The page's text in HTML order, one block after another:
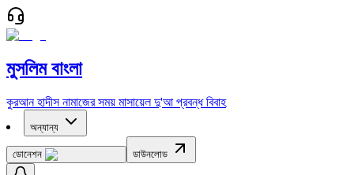
মুসলিম বাংলা
কুরআন হাদীস নামাজের সময় মাসায়েল দু'আ প্রবন্ধ বিবাহ
অন্যান্য
ডোনেশন ডাউনলোড